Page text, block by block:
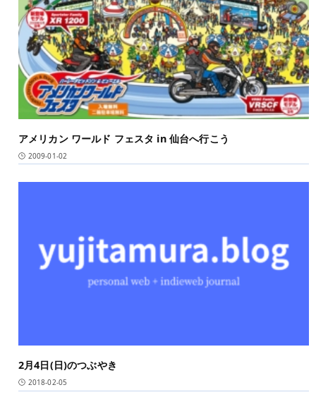
アメリカン ワールド フェスタ in 仙台へ行こう
2009-01-02
2月4日(日)のつぶやき
2018-02-05